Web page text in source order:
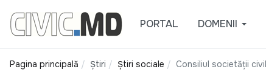
PORTAL DOMENII
Pagina principală Știri Știri sociale Consiliul societăţii